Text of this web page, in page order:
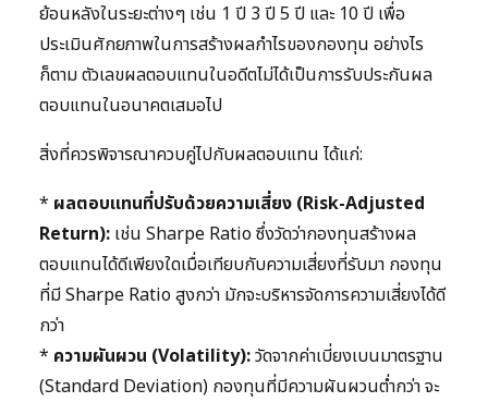
ย้อนหลังในระยะต่างๆ เช่น 1 ปี 3 ปี 5 ปี และ 10 ปี เพื่อ
ประเมินศักยภาพในการสร้างผลกำไรของกองทุน อย่างไร
ก็ตาม ตัวเลขผลตอบแทนในอดีตไม่ได้เป็นการรับประกันผล
ตอบแทนในอนาคตเสมอไป
สิ่งที่ควรพิจารณาควบคู่ไปกับผลตอบแทน ได้แก่:
* ผลตอบแทนที่ปรับด้วยความเสี่ยง (Risk-Adjusted
Return): เช่น Sharpe Ratio ซึ่งวัดว่ากองทุนสร้างผล
ตอบแทนได้ดีเพียงใดเมื่อเทียบกับความเสี่ยงที่รับมา กองทุน
ที่มี Sharpe Ratio สูงกว่า มักจะบริหารจัดการความเสี่ยงได้ดี
กว่า
* ความผันผวน (Volatility):วัดจากค่าเบี่ยงเบนมาตรฐาน
(Standard Deviation) กองทุนที่มีความผันผวนต่ำกว่า จะ